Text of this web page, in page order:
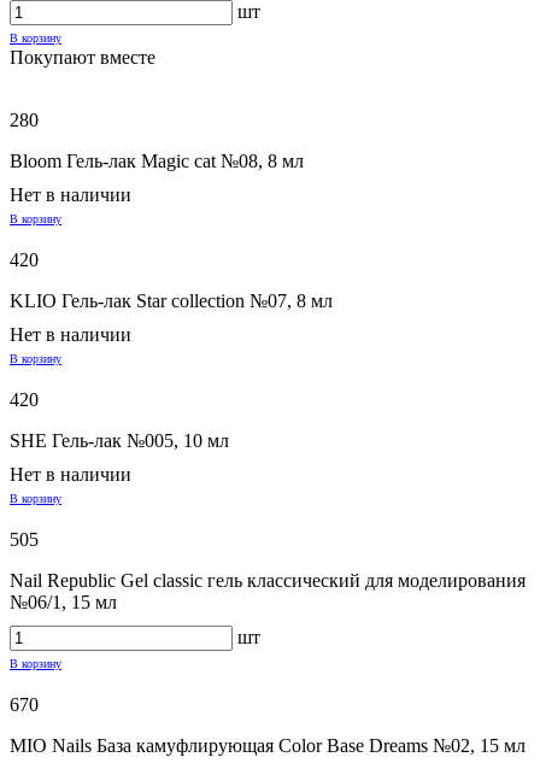
шт
В корзину
Покупают вместе
280
Bloom Гель-лак Magic cat №08, 8 мл
Нет в наличии
В корзину
420
KLIO Гель-лак Star collection №07, 8 мл
Нет в наличии
В корзину
420
SHE Гель-лак №005, 10 мл
Нет в наличии
В корзину
505
Nail Republic Gel classic гель классический для моделирования
№06/1, 15 мл
шт
В корзину
670
MIO Nails База камуфлирующая Color Base Dreams №02, 15 мл